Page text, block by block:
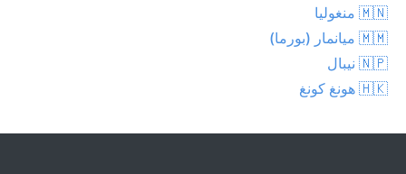
🇲🇳 منغوليا
🇲🇲 ميانمار (بورما)
🇳🇵 نيبال
🇭🇰 هونغ كونغ